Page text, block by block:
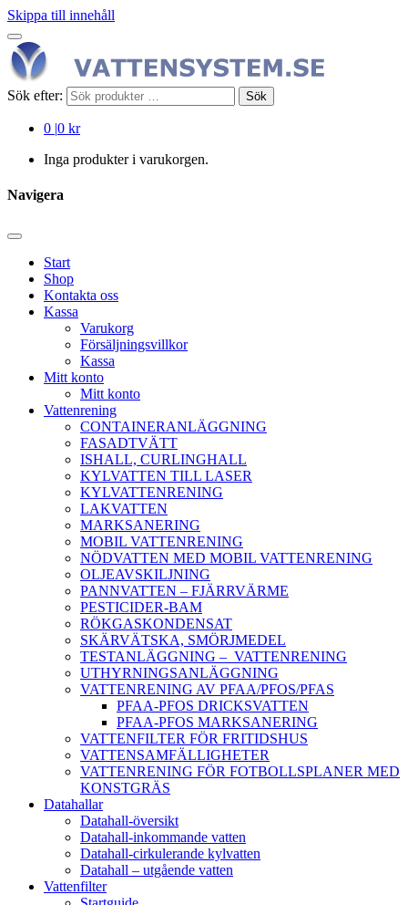
Skippa till innehåll
Sök efter: Sök
0 |0 kr
Inga produkter i varukorgen.
Navigera
Start
Shop
Kontakta oss
Kassa
Varukorg
Försäljningsvillkor
Kassa
Mitt konto
Mitt konto
Vattenrening
CONTAINERANLÄGGNING
FASADTVÄTT
ISHALL, CURLINGHALL
KYLVATTEN TILL LASER
KYLVATTENRENING
LAKVATTEN
MARKSANERING
MOBIL VATTENRENING
NÖDVATTEN MED MOBIL VATTENRENING
OLJEAVSKILJNING
PANNVATTEN – FJÄRRVÄRME
PESTICIDER-BAM
RÖKGASKONDENSAT
SKÄRVÄTSKA, SMÖRJMEDEL
TESTANLÄGGNING – VATTENRENING
UTHYRNINGSANLÄGGNING
VATTENRENING AV PFAA/PFOS/PFAS
PFAA-PFOS DRICKSVATTEN
PFAA-PFOS MARKSANERING
VATTENFILTER FÖR FRITIDSHUS
VATTENSAMFÄLLIGHETER
VATTENRENING FÖR FOTBOLLSPLANER MED
KONSTGRÄS
Datahallar
Datahall-översikt
Datahall-inkommande vatten
Datahall-cirkulerande kylvatten
Datahall – utgående vatten
Vattenfilter